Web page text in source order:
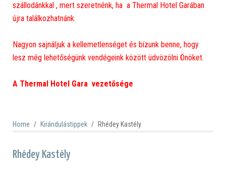
szállodánkkal , mert szeretnénk, ha a Thermal Hotel Garában
újra találkozhatnánk.
Nagyon sajnáljuk a kellemetlenséget és bízunk benne, hogy
lesz még lehetőségünk vendégeink között üdvözölni Önöket.
A Thermal Hotel Gara vezetősége
Home Kirándulástippek Rhédey Kastély
Rhédey Kastély